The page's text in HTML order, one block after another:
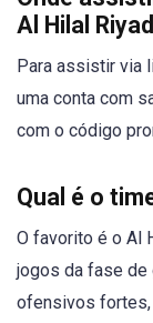
Al Hilal
Para assistir via
uma conta com
com o código
Qual é o
O favorito é o Al
jogos da fase de
ofensivos fortes,